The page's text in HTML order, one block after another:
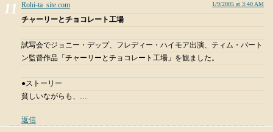
Rohi-ta_site.com
1/9/2005 at 3:40 AM
チャーリーとチョコレート工場
試写会でジョニー・デップ、フレディー・ハイモア出演、ティム・バート
ン監督作品「チャーリーとチョコレート工場」を観ました。
●ストーリー
貧しいながらも、…
返信